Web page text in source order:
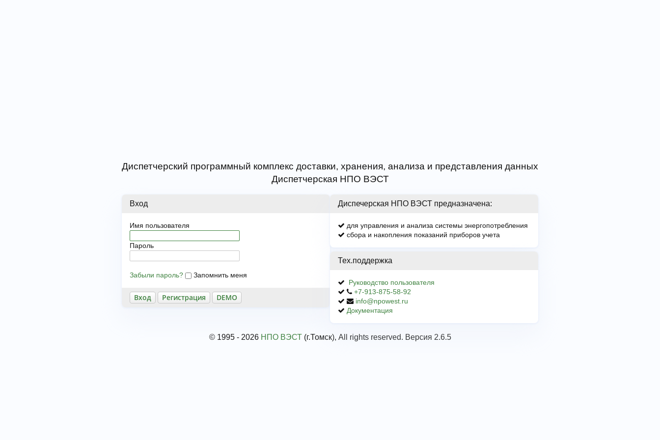
Диспетчерский программный комплекс доставки, хранения, анализа и представления данных
Диспетчерская НПО ВЭСТ
Вход
Имя пользователя
Пароль
Забыли пароль? Запомнить меня
Регистрация
Диспечерская НПО ВЭСТ предназначена:
для управления и анализа системы энергопотребления
сбора и накопления показаний приборов учета
Тех.поддержка
Руководство пользователя
+7-913-875-58-92
info@npowest.ru
Документация
© 1995 - 2026 НПО ВЭСТ(г.Томск), All rights reserved. Версия 2.6.5